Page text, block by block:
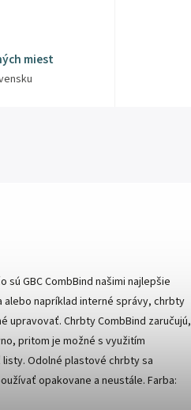
miest
GBC CombBind našimi najlepšie
napríklad interné správy, chrbty
upravovať. Chrbty CombBind zaručujú,
pritom je možné s využitím
Odolné plastové chrbty sa
opakovane a neustále. Farba: